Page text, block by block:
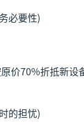
必要性)
价70%折抵新
的担忧)